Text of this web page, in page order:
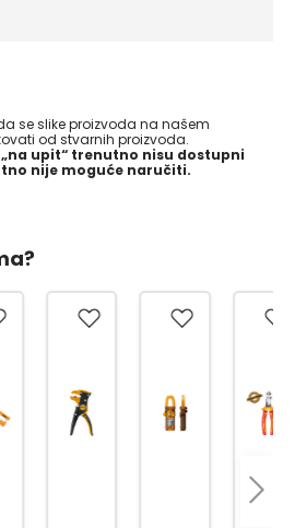
se slike proizvoda na našem
od stvarnih proizvoda.
upit“ trenutno nisu dostupni
nije moguće naručiti.